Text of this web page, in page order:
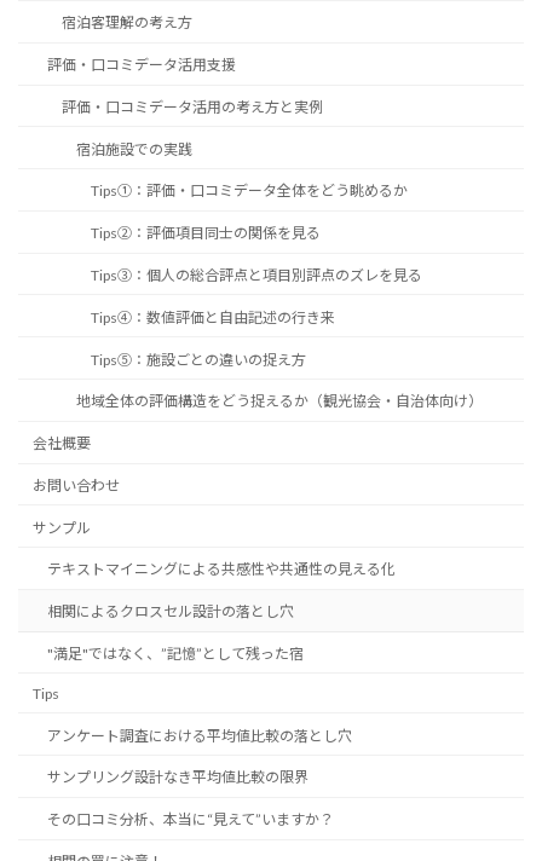
宿泊客理解の考え方
評価・口コミデータ活用支援
評価・口コミデータ活用の考え方と実例
宿泊施設での実践
Tips①：評価・口コミデータ全体をどう眺めるか
Tips②：評価項目同士の関係を見る
Tips③：個人の総合評点と項目別評点のズレを見る
Tips④：数値評価と自由記述の行き来
Tips⑤：施設ごとの違いの捉え方
地域全体の評価構造をどう捉えるか（観光協会・自治体向け）
会社概要
お問い合わせ
サンプル
テキストマイニングによる共感性や共通性の見える化
相関によるクロスセル設計の落とし穴
"満足"ではなく、”記憶”として残った宿
Tips
アンケート調査における平均値比較の落とし穴
サンプリング設計なき平均値比較の限界
その口コミ分析、本当に“見えて”いますか？